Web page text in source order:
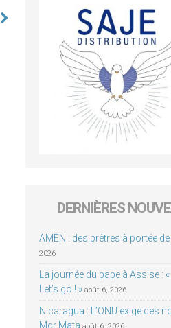
DERNIÈRES
AMEN : des prêtres à portée
2026
La journée du pape à Assise :
Let’s go ! » août 6, 2026
Nicaragua : L’ONU exige des
Mgr Mata